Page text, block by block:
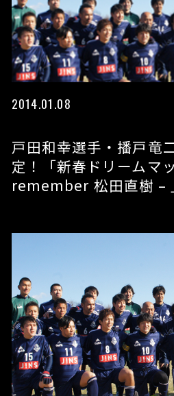
2014.01.08
戸田和幸選手・播戸竜
定！「新春ドリームマ
remember 松田直樹 –